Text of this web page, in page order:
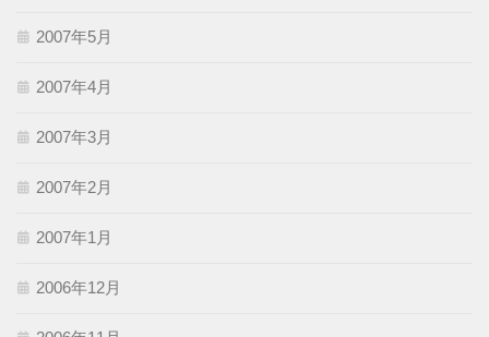
2007年5月
2007年4月
2007年3月
2007年2月
2007年1月
2006年12月